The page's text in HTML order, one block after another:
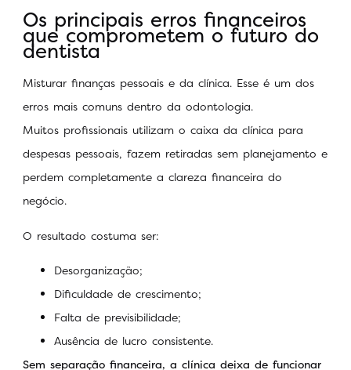
Os principais erros financeiros
que comprometem o futuro do
dentista
Misturar finanças pessoais e da clínica. Esse é um dos
erros mais comuns dentro da odontologia.
Muitos profissionais utilizam o caixa da clínica para
despesas pessoais, fazem retiradas sem planejamento e
perdem completamente a clareza financeira do
negócio.
O resultado costuma ser:
Desorganização;
Dificuldade de crescimento;
Falta de previsibilidade;
Ausência de lucro consistente.
Sem separação financeira, a clínica deixa de funcionar